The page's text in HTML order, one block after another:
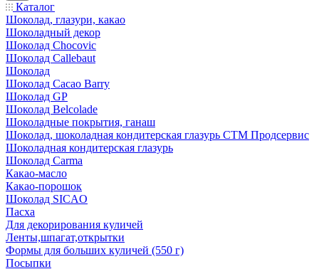
Каталог
Шоколад, глазури, какао
Шоколадный декор
Шоколад Chocovic
Шоколад Callebaut
Шоколад
Шоколад Cacao Barry
Шоколад GP
Шоколад Belcolade
Шоколадные покрытия, ганаш
Шоколад, шоколадная кондитерская глазурь СТМ Продсервис
Шоколадная кондитерская глазурь
Шоколад Carma
Какао-масло
Какао-порошок
Шоколад SICAO
Пасха
Для декорирования куличей
Ленты,шпагат,открытки
Формы для больших куличей (550 г)
Посыпки